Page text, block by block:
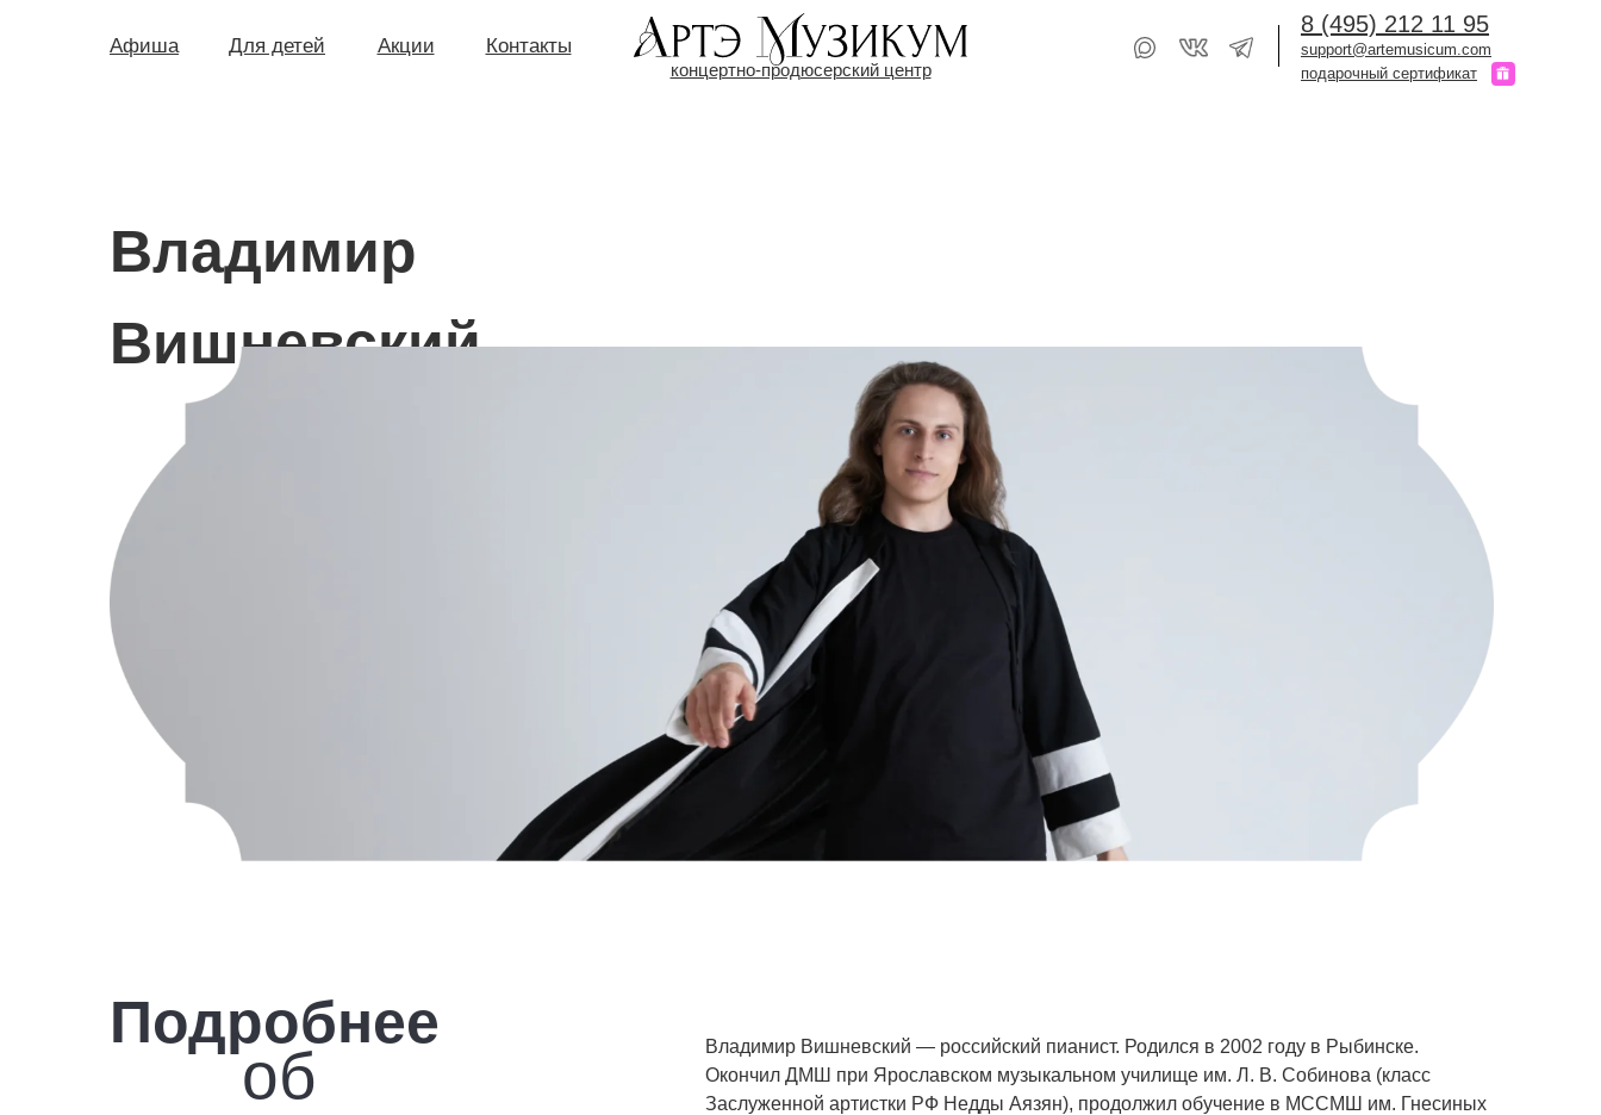
Афиша Для детей Акции Контакты
концертно-продюсерский центр
8 (495) 212 11 95
support@artemusicum.com
подарочный сертификат
Владимир
Вишневский
об
Подробнее
Владимир Вишневский — российский пианист. Родился в 2002 году в Рыбинске.
Окончил ДМШ при Ярославском музыкальном училище им. Л. В. Собинова (класс
Заслуженной артистки РФ Недды Аязян), продолжил обучение в МССМШ им. Гнесиных